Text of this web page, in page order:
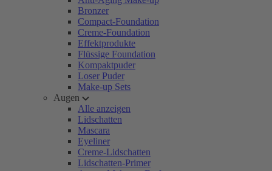
Bronzer
Compact-Foundation
Creme-Foundation
Effektprodukte
Flüssige Foundation
Kompaktpuder
Loser Puder
Make-up Sets
Augen
Alle anzeigen
Lidschatten
Mascara
Eyeliner
Creme-Lidschatten
Lidschatten-Primer